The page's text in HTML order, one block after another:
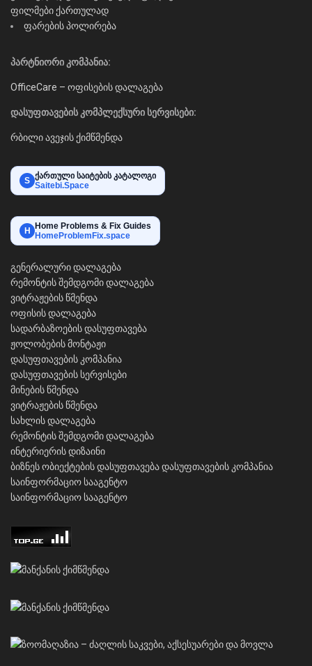
ფილმები ქართულად
ფარების პოლირება
პარტნიორი კომპანია:
OfficeCare – ოფისების დალაგება
დასუფთავების კომპლექსური სერვისები:
რბილი ავეჯის ქიმწმენდა
S ქართული საიტების კატალოგი
Saitebi.Space
H
Home Problems & Fix Guides
HomeProblemFix.space
გენერალური დალაგება
რემონტის შემდგომი დალაგება
ვიტრაჟების წმენდა
ოფისის დალაგება
სადარბაზოების დასუფთავება
ჟოლობების მონტაჟი
დასუფთავების კომპანია
დასუფთავების სერვისები
მინების წმენდა
ვიტრაჟების წმენდა
სახლის დალაგება
რემონტის შემდგომი დალაგება
ინტერიერის დიზაინი
ბიზნეს ობიექტების დასუფთავებადასუფთავების კომპანია
საინფორმაციო სააგენტო
საინფორმაციო სააგენტო